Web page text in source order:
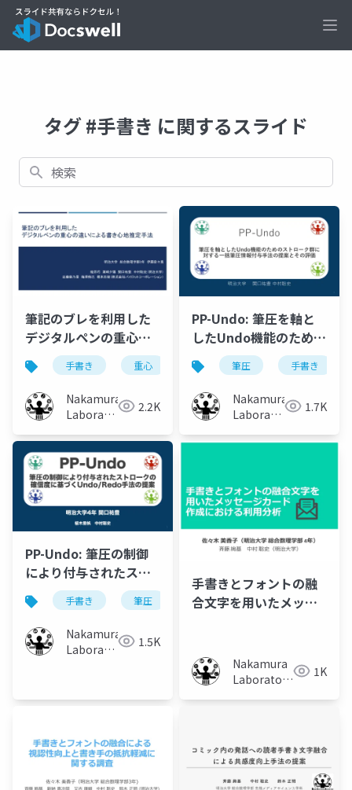
タグ #手書き に関するスライド
検索
筆記のブレを利用した
デジタルペンの重心の
違いによる書き心地推
定手法
手書き 重心 書き心地
Nakamura
Laboratory
University)
2.2K
PP-Undo: 筆圧を軸と
したUndo機能のための
ストローク群に対する
一括筆圧情報付与手法
の提案とその評価
筆圧 手書き
Nakamura
Laboratory
University)
1.7K
PP-Undo: 筆圧の制御
により付与されたスト
ロークの 確信度に基
づくUndo/Redo手法の
提案
手書き 筆圧 undo redo
Nakamura
Laboratory
1.5K
手書きとフォントの融
合文字を用いたメッセ
Nakamura
Laboratory
1K